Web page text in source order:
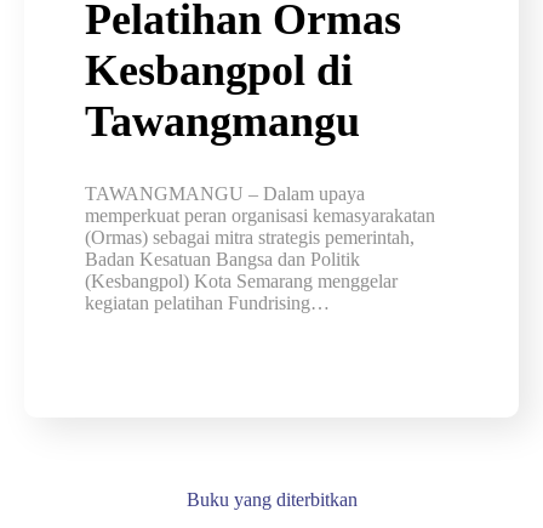
Pelatihan Ormas
Kesbangpol di
Tawangmangu
TAWANGMANGU – Dalam upaya
memperkuat peran organisasi kemasyarakatan
(Ormas) sebagai mitra strategis pemerintah,
Badan Kesatuan Bangsa dan Politik
(Kesbangpol) Kota Semarang menggelar
kegiatan pelatihan Fundrising…
Buku yang diterbitkan